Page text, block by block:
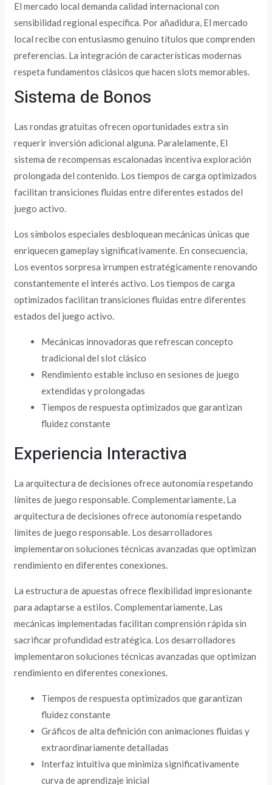
El mercado local demanda calidad internacional con
sensibilidad regional específica. Por añadidura, El mercado
local recibe con entusiasmo genuino títulos que comprenden
preferencias. La integración de características modernas
respeta fundamentos clásicos que hacen slots memorables.
Sistema de Bonos
Las rondas gratuitas ofrecen oportunidades extra sin
requerir inversión adicional alguna. Paralelamente, El
sistema de recompensas escalonadas incentiva exploración
prolongada del contenido. Los tiempos de carga optimizados
facilitan transiciones fluidas entre diferentes estados del
juego activo.
Los símbolos especiales desbloquean mecánicas únicas que
enriquecen gameplay significativamente. En consecuencia,
Los eventos sorpresa irrumpen estratégicamente renovando
constantemente el interés activo. Los tiempos de carga
optimizados facilitan transiciones fluidas entre diferentes
estados del juego activo.
Mecánicas innovadoras que refrescan concepto
tradicional del slot clásico
Rendimiento estable incluso en sesiones de juego
extendidas y prolongadas
Tiempos de respuesta optimizados que garantizan
fluidez constante
Experiencia Interactiva
La arquitectura de decisiones ofrece autonomía respetando
límites de juego responsable. Complementariamente, La
arquitectura de decisiones ofrece autonomía respetando
límites de juego responsable. Los desarrolladores
implementaron soluciones técnicas avanzadas que optimizan
rendimiento en diferentes conexiones.
La estructura de apuestas ofrece flexibilidad impresionante
para adaptarse a estilos. Complementariamente, Las
mecánicas implementadas facilitan comprensión rápida sin
sacrificar profundidad estratégica. Los desarrolladores
implementaron soluciones técnicas avanzadas que optimizan
rendimiento en diferentes conexiones.
Tiempos de respuesta optimizados que garantizan
fluidez constante
Gráficos de alta definición con animaciones fluidas y
extraordinariamente detalladas
Interfaz intuitiva que minimiza significativamente
curva de aprendizaje inicial